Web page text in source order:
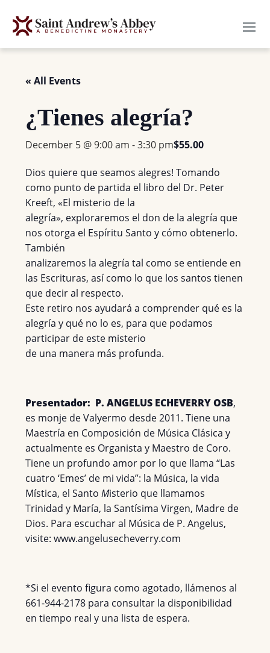
« All Events
¿Tienes alegría?
December 5 @ 9:00 am -3:30 pm$55.00
Dios quiere que seamos alegres! Tomando
como punto de partida el libro del Dr. Peter
Kreeft, «El misterio de la
alegría», exploraremos el don de la alegría que
nos otorga el Espíritu Santo y cómo obtenerlo.
También
analizaremos la alegría tal como se entiende en
las Escrituras, así como lo que los santos tienen
que decir al respecto.
Este retiro nos ayudará a comprender qué es la
alegría y qué no lo es, para que podamos
participar de este misterio
de una manera más profunda.
Presentador: P. ANGELUS ECHEVERRY OSB,
es monje de Valyermo desde 2011. Tiene una
Maestría en Composición de Música Clásica y
actualmente es Organista y Maestro de Coro.
Tiene un profundo amor por lo que llama “Las
cuatro ‘Emes’ de mi vida”: la Música, la vida
Mística, el SantoMisterio que llamamos
Trinidad y María, la Santísima Virgen, Madre de
Dios. Para escuchar al Música de P. Angelus,
visite: www.angelusecheverry.com
*Si el evento figura como agotado, llámenos al
661-944-2178 para consultar la disponibilidad
en tiempo real y una lista de espera.